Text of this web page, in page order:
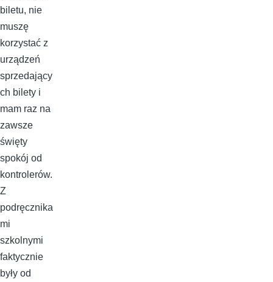
biletu, nie
muszę
korzystać z
urządzeń
sprzedający
ch bilety i
mam raz na
zawsze
święty
spokój od
kontrolerów.
Z
podręcznika
mi
szkolnymi
faktycznie
były od